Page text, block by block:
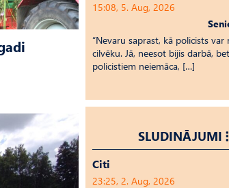
15:08, 5. Aug, 2026
“Nevaru saprast, kā policists var
cilvēku. Jā, neesot bijis darbā,
policistiem neiemāca, […]
SLUDINĀJUMI
Citi
23:25, 2. Aug, 2026